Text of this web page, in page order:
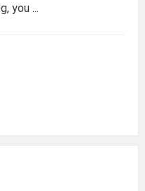
you ...